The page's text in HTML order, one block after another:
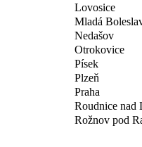
Lovosice
Mladá
Nedašov
Otrokovice
Písek
Plzeň
Praha
Roudnice nad
Rožnov pod